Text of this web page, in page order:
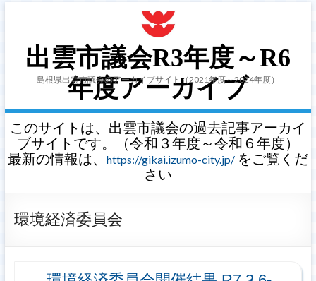
出雲市議会R3年度～R6
年度アーカイブ
島根県出雲市議会のアーカイブサイト（2021年度～2024年度）
このサイトは、出雲市議会の過去記事アーカイ
ブサイトです。（令和３年度～令和６年度）
最新の情報は、
https://gikai.izumo-city.jp/をご覧くだ
さい
環境経済委員会